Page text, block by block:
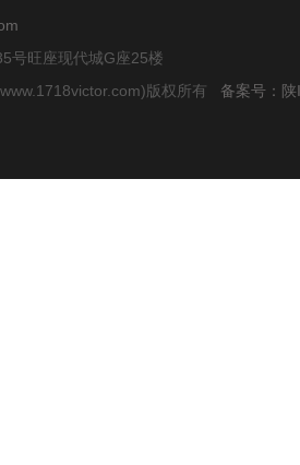
号旺座现代城G座25楼
版权所有 备案号：